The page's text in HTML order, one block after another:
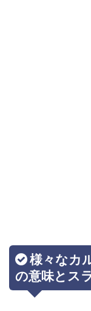
様々なカ
の意味とス